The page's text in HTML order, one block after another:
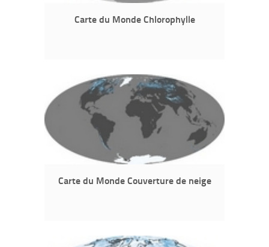
Carte du Monde Chlorophylle
Carte du Monde Couverture de neige